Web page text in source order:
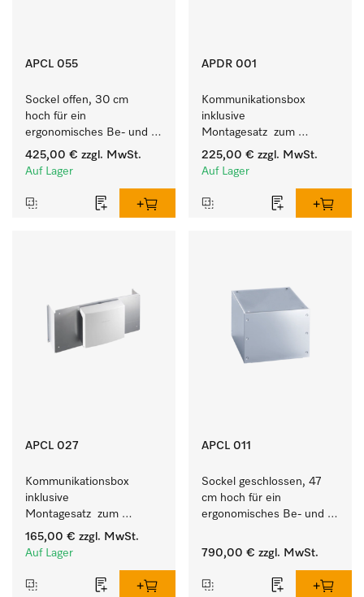
APCL 055
Sockel offen, 30 cm
hoch für ein
ergonomisches Be- und
Entladen von
Waschmaschine und
425,00 € zzgl. MwSt.
Auf Lager
APDR 001
Kommunikationsbox
inklusive
Montagesatz  zum
Verbindungsaufbau vom 9
- 10 kg Trockner mit
225,00 € zzgl. MwSt.
Auf Lager
APCL 027
Kommunikationsbox
inklusive
Montagesatz  zum
Verbindungsaufbau vom
Wärmepumpentrockner
165,00 € zzgl. MwSt.
Auf Lager
APCL 011
Sockel geschlossen, 47
cm hoch für ein
ergonomisches Be- und
Waschmaschine und
790,00 € zzgl. MwSt.